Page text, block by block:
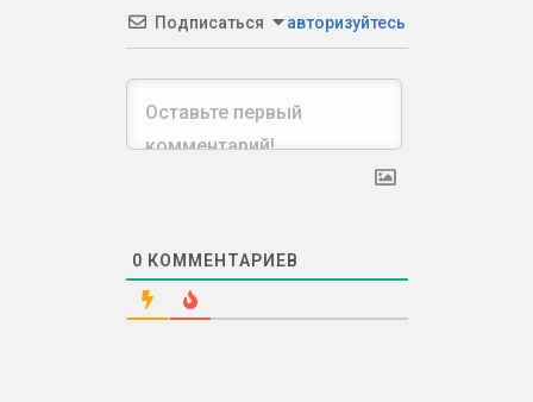
Подписаться авторизуйтесь
0 КОММЕНТАРИЕВ